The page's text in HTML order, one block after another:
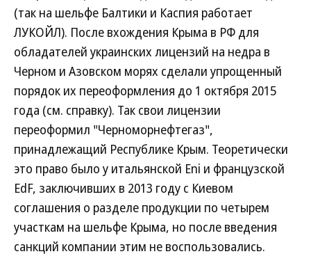
(так на шельфе Балтики и Каспия работает
ЛУКОЙЛ). После вхождения Крыма в РФ для
обладателей украинских лицензий на недра в
Черном и Азовском морях сделали упрощенный
порядок их переоформления до 1 октября 2015
года (см. справку). Так свои лицензии
переоформил "Черноморнефтегаз",
принадлежащий Республике Крым. Теоретически
это право было у итальянской Eni и французской
EdF, заключивших в 2013 году с Киевом
соглашения о разделе продукции по четырем
участкам на шельфе Крыма, но после введения
санкций компании этим не воспользовались.